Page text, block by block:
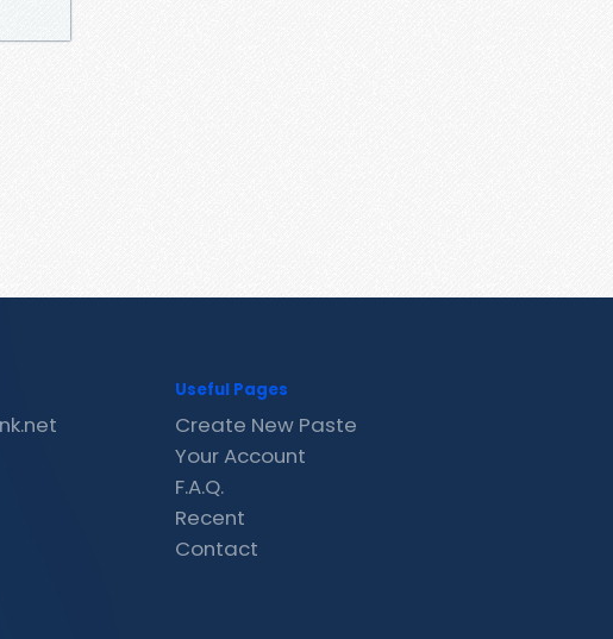
Useful Pages
Create New Paste
Your Account
F.A.Q.
Recent
Contact